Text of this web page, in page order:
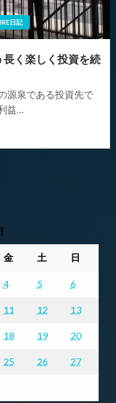
日記
く楽しく投資を続
源泉である投資先で
益…
金 土 日
4 5 6
11 12 13
18 19 20
25 26 27